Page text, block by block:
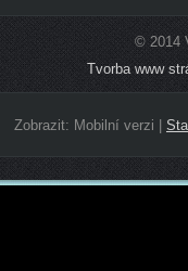
© 2014
Tvorba www
Zobrazit: Mobilní verzi